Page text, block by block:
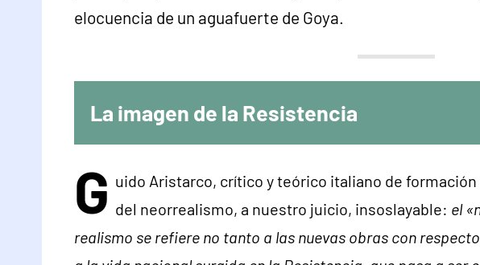
elocuencia de un aguafuerte de Goya.
La imagen de la Resistencia
G uido Aristarco, crítico y teórico italiano de
del neorrealismo, a nuestro juicio, insoslayable: el
realismo se refiere no tanto a las nuevas obras con